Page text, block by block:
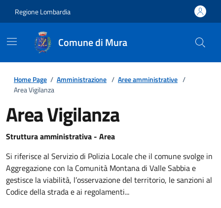
Regione Lombardia
Comune di Mura
Home Page / Amministrazione / Aree amministrative /
Area Vigilanza
Area Vigilanza
Struttura amministrativa - Area
Si riferisce al Servizio di Polizia Locale che il comune svolge in
Aggregazione con la Comunità Montana di Valle Sabbia e
gestisce la viabilità, l’osservazione del territorio, le sanzioni al
Codice della strada e ai regolamenti...